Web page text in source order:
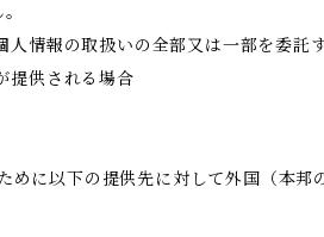
人情報の取扱いの全部又は一部を委
提供される場合
に以下の提供先に対して外国（本